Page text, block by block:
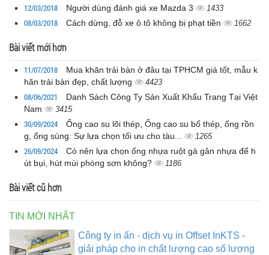
12/03/2018 Người dùng đánh giá xe Mazda 3 1433
08/03/2018 Cách dừng, đỗ xe ô tô không bị phạt tiền 1662
Bài viết mới hơn
11/07/2018
Mua khăn trải bàn ở đâu tại TPHCM giá tốt, mẫu k
hăn trải bàn đẹp, chất lượng
4423
08/06/2021
Danh Sách Công Ty Sản Xuất Khẩu Trang Tại Việt
Nam
3415
30/09/2024
Ống cao su lõi thép, Ống cao su bố thép, ống rồn
g, ống sùng: Sự lựa chọn tối ưu cho tàu...
1265
26/09/2024
Có nên lựa chọn ống nhựa ruột gà gân nhựa để h
út bụi, hút mùi phòng sơn không?
1186
Bài viết cũ hơn
TIN MỚI NHẤT
Công ty in ấn - dịch vụ in Offset InKTS -
giải pháp cho in chất lượng cao số lượng